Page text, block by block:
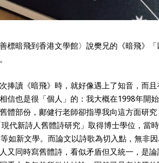
標暗飛到香港文學館〉說樊兄的《暗飛》
捧讀《暗飛》時，就好像遇上了知音，而
信也是很「個人」的：我大概在1998年開
體部份，鄺健行老師卻指導我向這方面研究
代新詩人舊體詩研究」取得博士學位，當
新文學。而論文以詩歌為切入點，無非
又同時寫舊體詩，看似矛盾但又統一，是